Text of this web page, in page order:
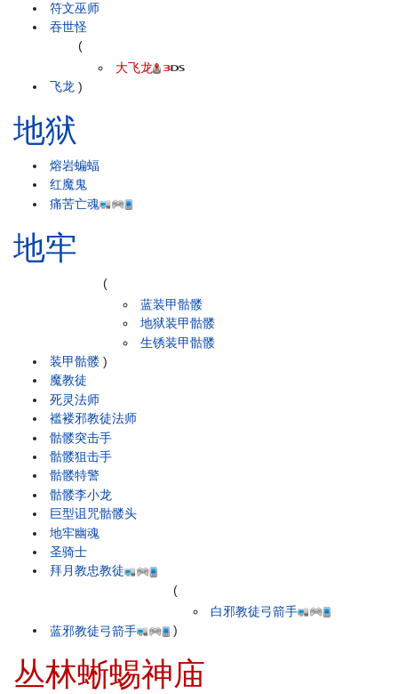
符文巫师
吞世怪
飞龙
(
大飞龙
)
地狱
熔岩蝙蝠
红魔鬼
痛苦亡魂
地牢
装甲骷髅
(
蓝装甲骷髅
地狱装甲骷髅
生锈装甲骷髅
)
魔教徒
死灵法师
褴褛邪教徒法师
骷髅突击手
骷髅狙击手
骷髅特警
骷髅李小龙
巨型诅咒骷髅头
地牢幽魂
圣骑士
拜月教忠教徒
蓝邪教徒弓箭手
(
白邪教徒弓箭手
)
丛林蜥蜴神庙